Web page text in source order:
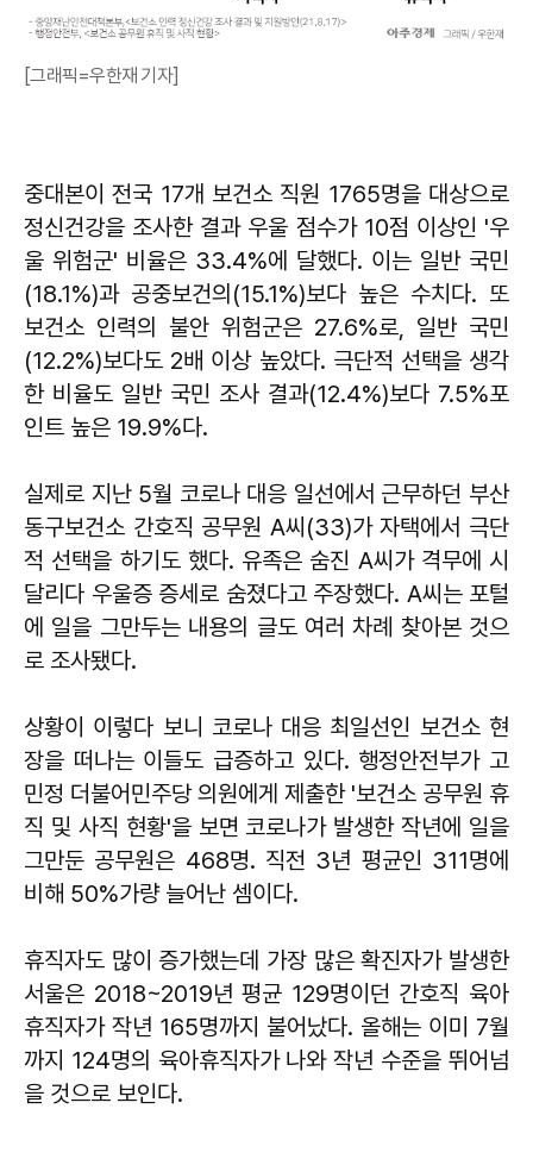
[그래픽=우한재 기자]
중대본이 전국 17개 보건소 직원 1765명을 대상으로
정신건강을 조사한 결과 우울 점수가 10점 이상인 '우
울 위험군' 비율은 33.4%에 달했다. 이는 일반 국민
(18.1%)과 공중보건의(15.1%)보다 높은 수치다. 또
보건소 인력의 불안 위험군은 27.6%로, 일반 국민
(12.2%)보다도 2배 이상 높았다. 극단적 선택을 생각
한 비율도 일반 국민 조사 결과(12.4%)보다 7.5%포
인트 높은 19.9%다.
실제로 지난 5월 코로나 대응 일선에서 근무하던 부산
동구보건소 간호직 공무원 A씨(33)가 자택에서 극단
적 선택을 하기도 했다. 유족은 숨진 A씨가 격무에 시
달리다 우울증 증세로 숨졌다고 주장했다. A씨는 포털
에 일을 그만두는 내용의 글도 여러 차례 찾아본 것으
로 조사됐다.
상황이 이렇다 보니 코로나 대응 최일선인 보건소 현
장을 떠나는 이들도 급증하고 있다. 행정안전부가 고
민정 더불어민주당 의원에게 제출한 '보건소 공무원 휴
직 및 사직 현황'을 보면 코로나가 발생한 작년에 일을
그만둔 공무원은 468명. 직전 3년 평균인 311명에
비해 50%가량 늘어난 셈이다.
휴직자도 많이 증가했는데 가장 많은 확진자가 발생한
서울은 2018~2019년 평균 129명이던 간호직 육아
휴직자가 작년 165명까지 불어났다. 올해는 이미 7월
까지 124명의 육아휴직자가 나와 작년 수준을 뛰어넘
을 것으로 보인다.